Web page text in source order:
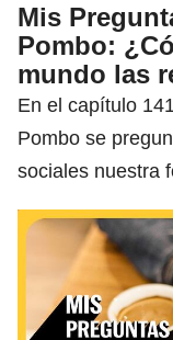
Mis
Pombo:
mundo las
En el capítulo
Pombo se
sociales nuestra